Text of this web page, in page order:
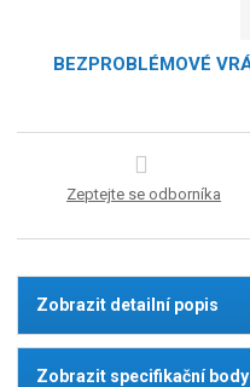
BEZPROBLÉMOVÉ
Zeptejte se odborníka
Zobrazit detailní popis
Zobrazit specifikační body